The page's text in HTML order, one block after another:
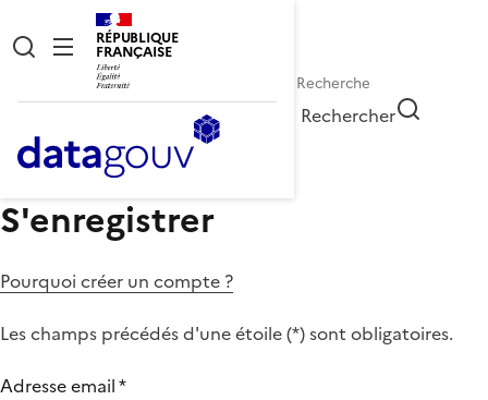
RÉPUBLIQUE
FRANÇAISE
Rechercher
S'enregistrer
Pourquoi créer un compte ?
Les champs précédés d'une étoile (*) sont obligatoires.
Adresse email*